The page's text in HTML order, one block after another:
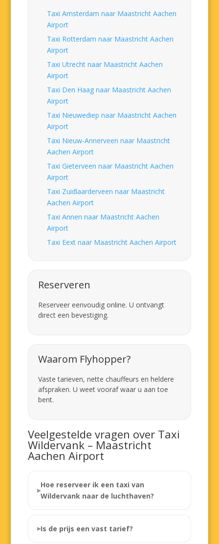
Taxi Amsterdam naar Maastricht Aachen
Airport
Taxi Rotterdam naar Maastricht Aachen
Airport
Taxi Utrecht naar Maastricht Aachen
Airport
Taxi Den Haag naar Maastricht Aachen
Airport
Taxi Nieuwediep naar Maastricht Aachen
Airport
Taxi Nieuw-Annerveen naar Maastricht
Aachen Airport
Taxi Gieterveen naar Maastricht Aachen
Airport
Taxi Zuidlaarderveen naar Maastricht
Aachen Airport
Taxi Annen naar Maastricht Aachen
Airport
Taxi Eext naar Maastricht Aachen Airport
Reserveren
Reserveer eenvoudig online. U ontvangt
direct een bevestiging.
Waarom Flyhopper?
Vaste tarieven, nette chauffeurs en heldere
afspraken. U weet vooraf waar u aan toe
bent.
Veelgestelde vragen over Taxi
Wildervank – Maastricht
Aachen Airport
Hoe reserveer ik een taxi van
Wildervank naar de luchthaven?
Is de prijs een vast tarief?